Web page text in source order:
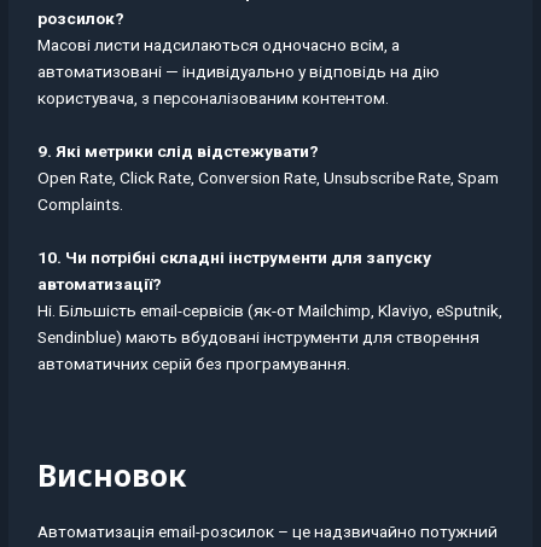
розсилок?
Масові листи надсилаються одночасно всім, а
автоматизовані — індивідуально у відповідь на дію
користувача, з персоналізованим контентом.
9. Які метрики слід відстежувати?
Open Rate, Click Rate, Conversion Rate, Unsubscribe Rate, Spam
Complaints.
10. Чи потрібні складні інструменти для запуску
автоматизації?
Ні. Більшість email-сервісів (як-от Mailchimp, Klaviyo, eSputnik,
Sendinblue) мають вбудовані інструменти для створення
автоматичних серій без програмування.
Висновок
Автоматизація email-розсилок – це надзвичайно потужний